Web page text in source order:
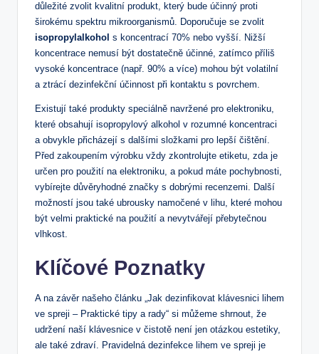
důležité zvolit kvalitní produkt, který bude účinný proti
širokému spektru mikroorganismů. Doporučuje se zvolit
isopropylalkohol s koncentrací 70% nebo vyšší. Nižší
koncentrace nemusí být dostatečně účinné, zatímco příliš
vysoké koncentrace (např. 90% a více) mohou být volatilní
a ztrácí dezinfekční účinnost při kontaktu s povrchem.
Existují také produkty speciálně navržené pro elektroniku,
které obsahují isopropylový alkohol v rozumné koncentraci
a obvykle přicházejí s dalšími složkami pro lepší čištění.
Před zakoupením výrobku vždy zkontrolujte etiketu, zda je
určen pro použití na elektroniku, a pokud máte pochybnosti,
vybírejte důvěryhodné značky s dobrými recenzemi. Další
možností jsou také ubrousky namočené v lihu, které mohou
být velmi praktické na použití a nevytvářejí přebytečnou
vlhkost.
Klíčové Poznatky
A na závěr našeho článku „Jak dezinfikovat klávesnici lihem
ve spreji – Praktické tipy a rady“ si můžeme shrnout, že
udržení naší klávesnice v čistotě není jen otázkou estetiky,
ale také zdraví. Pravidelná dezinfekce lihem ve spreji je